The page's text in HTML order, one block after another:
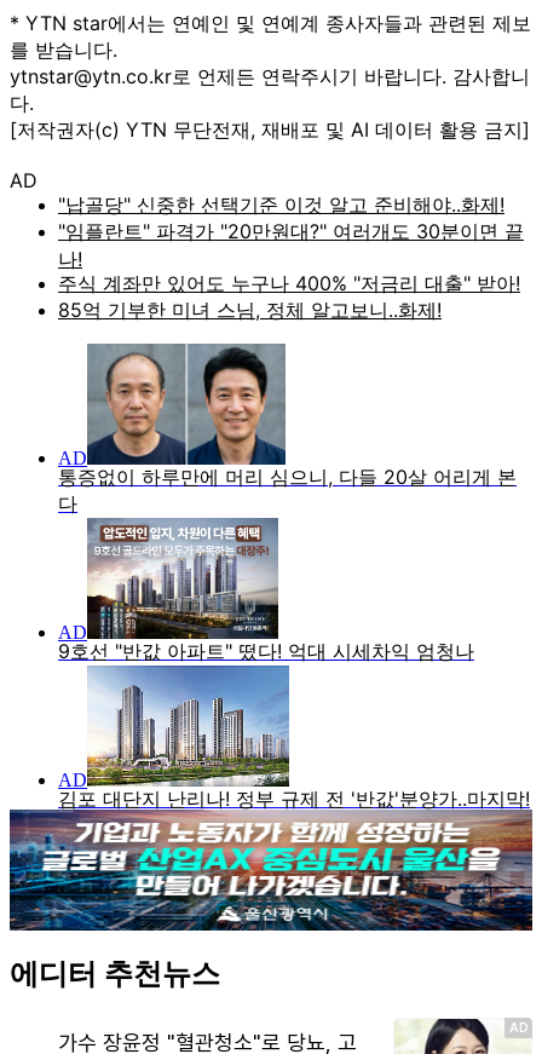
* YTN star에서는 연예인 및 연예계 종사자들과 관련된 제보
를 받습니다.
ytnstar@ytn.co.kr로 언제든 연락주시기 바랍니다. 감사합니
다.
[저작권자(c) YTN 무단전재, 재배포 및 AI 데이터 활용 금지]
AD
에디터 추천뉴스